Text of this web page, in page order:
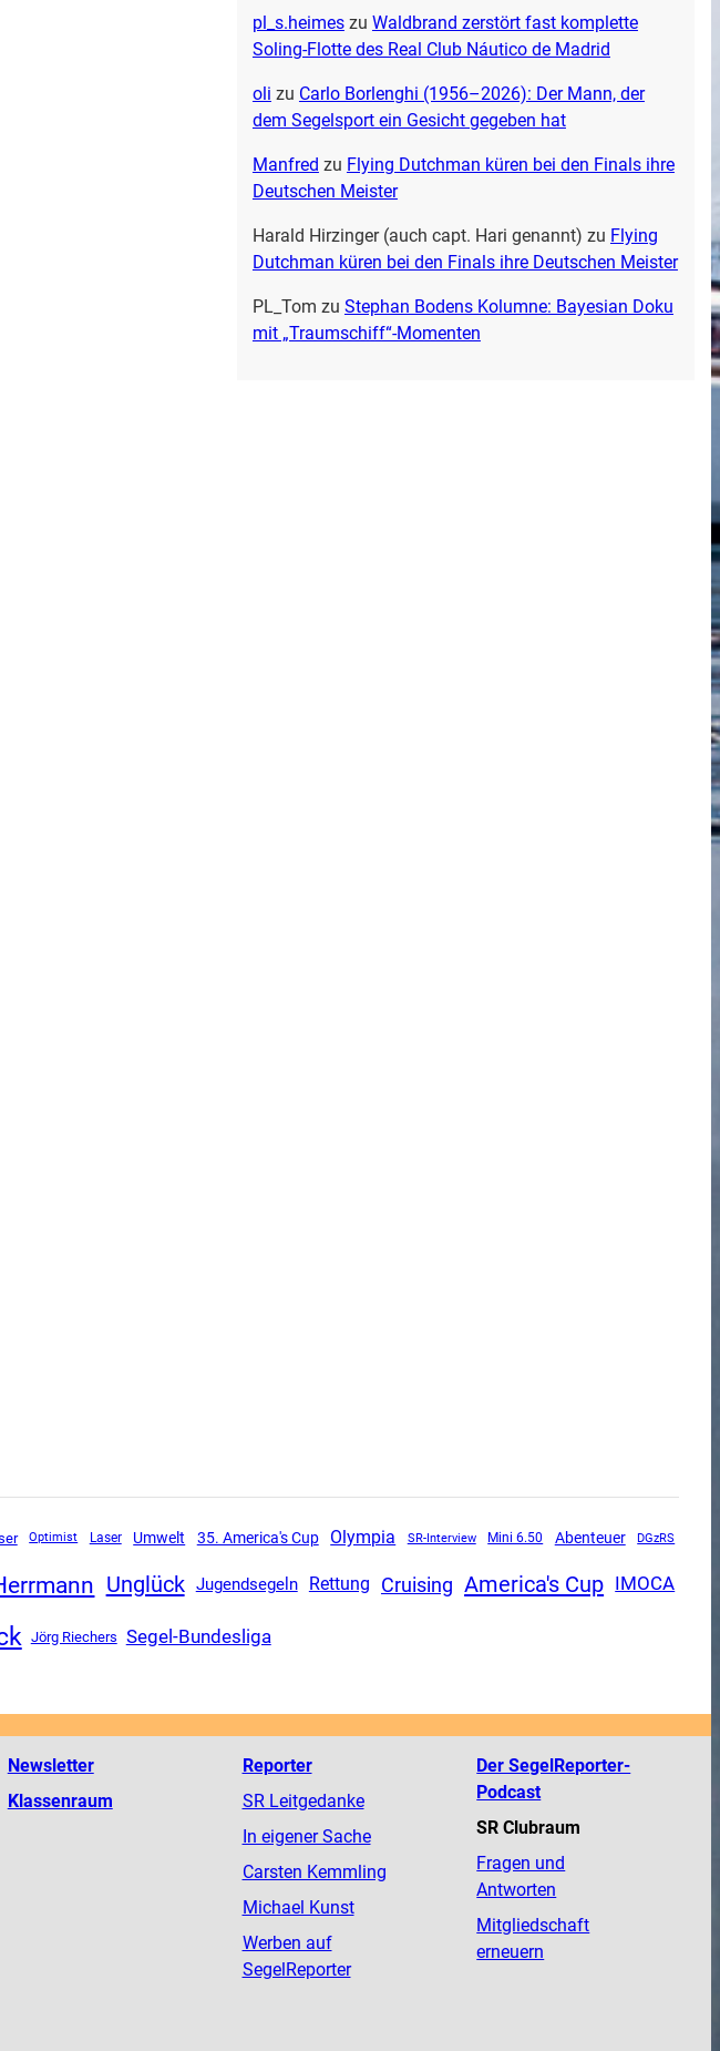
pl_s.heimeszu Waldbrand zerstört fast komplette
Soling-Flotte des Real Club Náutico de Madrid
oli zu Carlo Borlenghi (1956–2026): Der Mann, der
dem Segelsport ein Gesicht gegeben hat
Manfred zu Flying Dutchman küren bei den Finals ihre
Deutschen Meister
Harald Hirzinger (auch capt. Hari genannt) zu Flying
Dutchman küren bei den Finals ihre Deutschen Meister
PL_Tom zu Stephan Bodens Kolumne: Bayesian Doku
mit „Traumschiff“-Momenten
Optimist Laser Umwelt 35. America's Cup Olympia SR-Interview Mini 6.50 Abenteuer DGzRS
Unglück Jugendsegeln Rettung Cruising America's Cup IMOCA
Jörg Riechers Segel-Bundesliga
Newsletter
Klassenraum
Reporter
SR Leitgedanke
In eigener Sache
Carsten Kemmling
Michael Kunst
Werben auf
SegelReporter
Der SegelReporter-
Podcast
SR Clubraum
Fragen und
Antworten
Mitgliedschaft
erneuern